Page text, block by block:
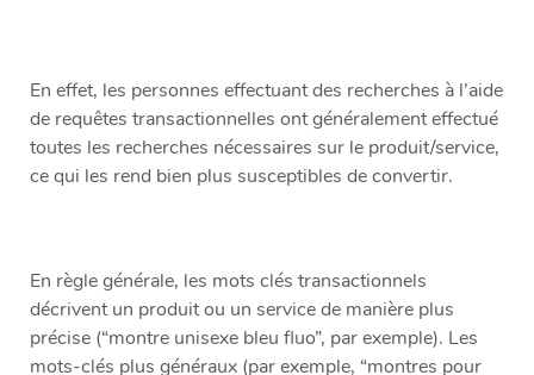
En effet, les personnes effectuant des recherches à l’aide
de requêtes transactionnelles ont généralement effectué
toutes les recherches nécessaires sur le produit/service,
ce qui les rend bien plus susceptibles de convertir.
En règle générale, les mots clés transactionnels
décrivent un produit ou un service de manière plus
précise (“montre unisexe bleu fluo”, par exemple). Les
mots-clés plus généraux (par exemple, “montres pour